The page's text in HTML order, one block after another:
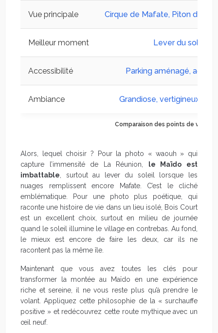
Comparaison des points de vue :
Vue principale Cirque de Mafate, Piton des
Meilleur moment Lever du soleil
Accessibilité Parking aménagé, accès
Ambiance Grandiose, vertigineux,
Alors, lequel choisir ? Pour la photo « waouh » qui
capture l’immensité de La Réunion, le Maïdo est
imbattable , surtout au lever du soleil lorsque les
nuages remplissent encore Mafate. C’est le cliché
emblématique. Pour une photo plus poétique, qui
raconte une histoire de vie dans un lieu isolé, Bois Court
est un excellent choix, surtout en milieu de journée
quand le soleil illumine le village en contrebas. Au fond,
le mieux est encore de faire les deux, car ils ne
racontent pas la même île.
Maintenant que vous avez toutes les clés pour
transformer la montée au Maïdo en une expérience
riche et sereine, il ne vous reste plus qu’à prendre le
volant. Appliquez cette philosophie de la « surchauffe
positive » et redécouvrez cette route mythique avec un
œil neuf.